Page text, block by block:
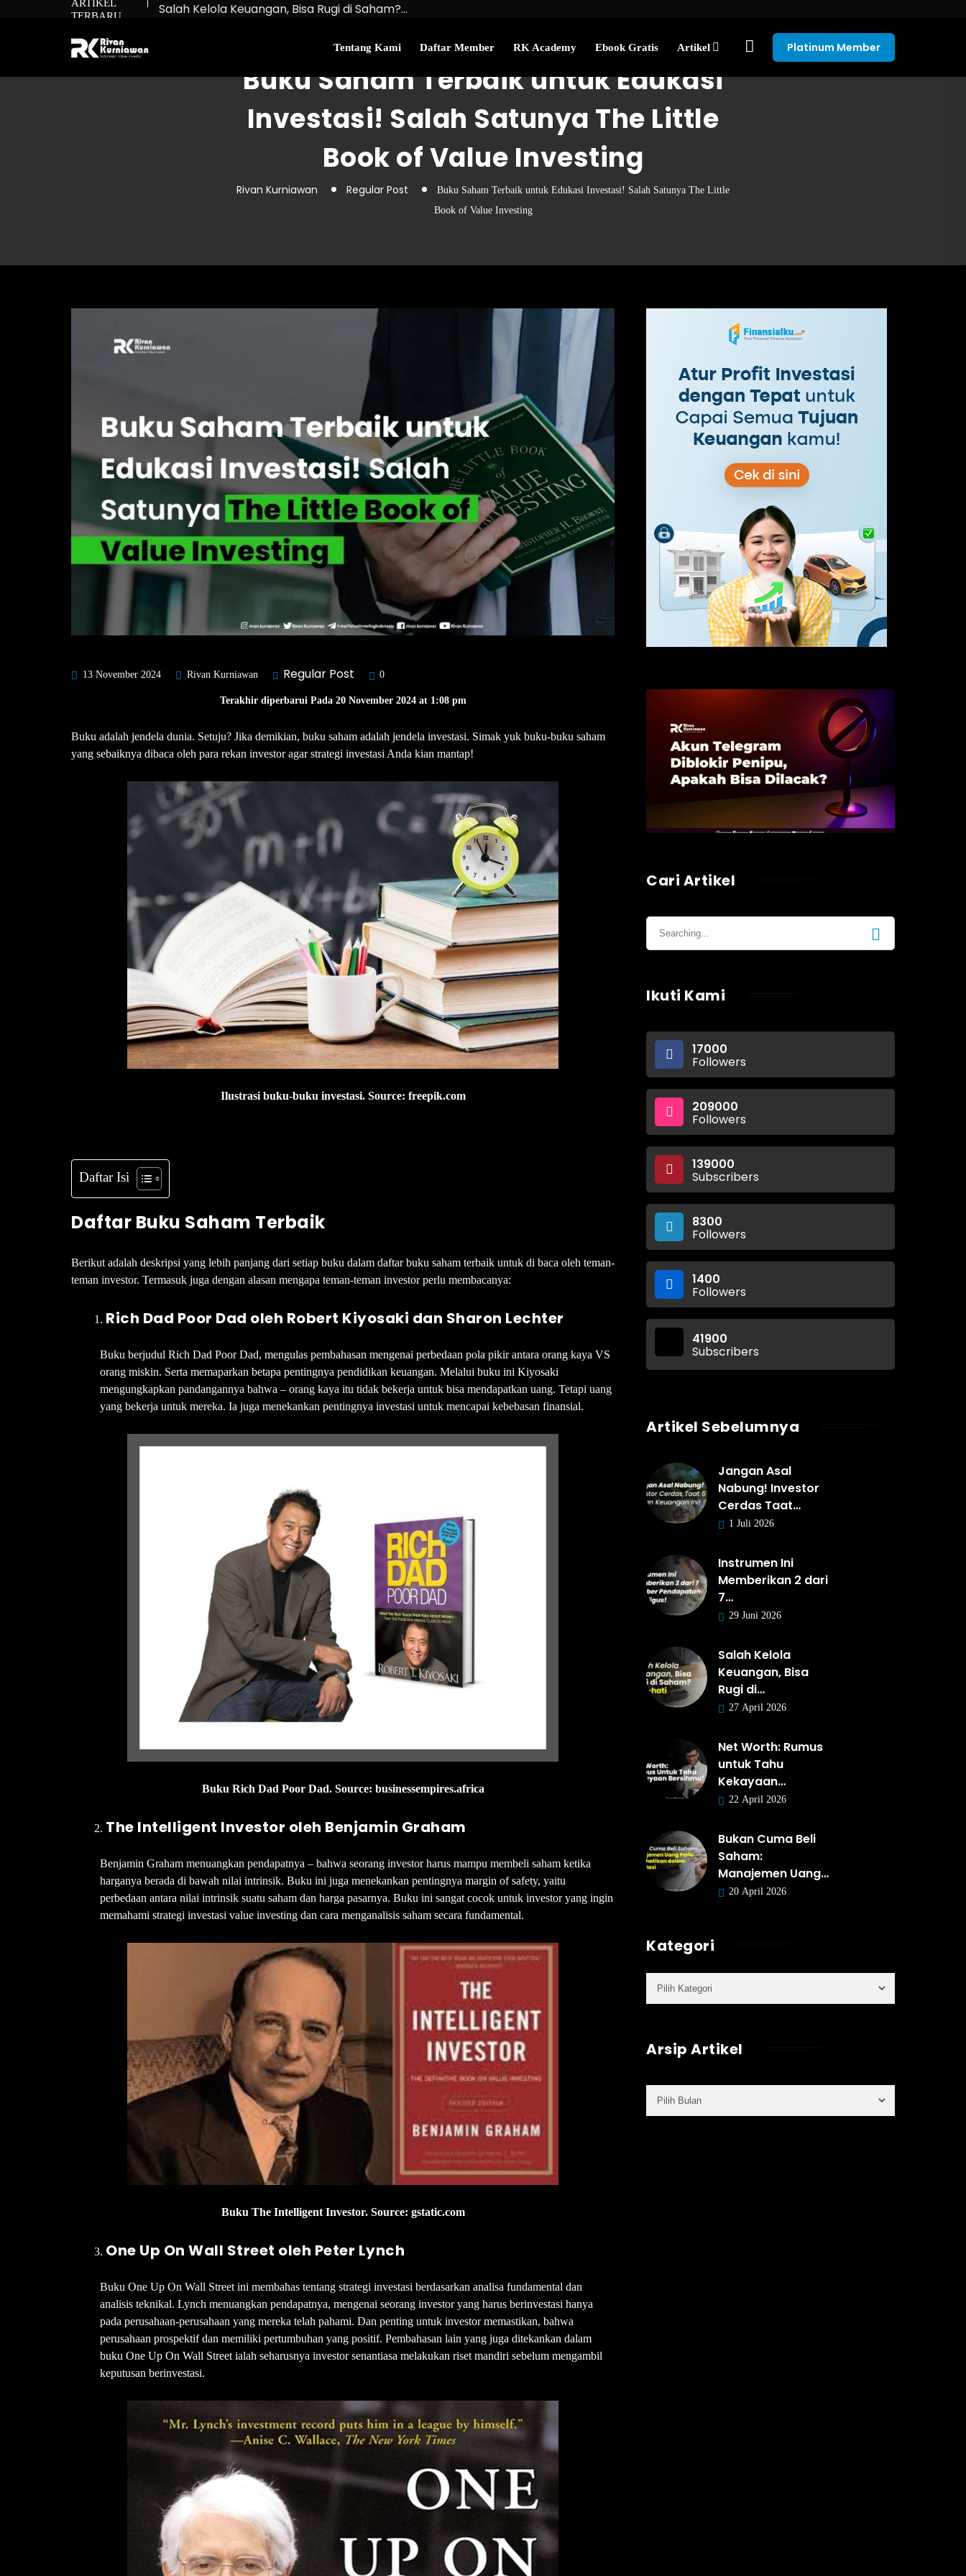
ARTIKEL
TERBARU
Salah Kelola Keuangan, Bisa Rugi di Saham?…
Bukan Cuma Beli Saham: Manajemen Uang Perlu…
Tentang Kami Daftar Member RK Academy Ebook Gratis Artikel Platinum Member
Buku Saham Terbaik untuk Edukasi
Investasi! Salah Satunya The Little
Book of Value Investing
Rivan Kurniawan Regular Post
Buku Saham Terbaik untuk Edukasi Investasi! Salah Satunya The Little
Book of Value Investing
13 November 2024 Rivan Kurniawan Regular Post 0
Terakhir diperbarui Pada 20 November 2024 at 1:08 pm
Buku adalah jendela dunia. Setuju? Jika demikian, buku saham adalah jendela investasi. Simak yuk buku-buku saham
yang sebaiknya dibaca oleh para rekan investor agar strategi investasi Anda kian mantap!
Ilustrasi buku-buku investasi. Source: freepik.com
Daftar Isi
Daftar Buku Saham Terbaik
Berikut adalah deskripsi yang lebih panjang dari setiap buku dalam daftar buku saham terbaik untuk di baca oleh teman-
teman investor. Termasuk juga dengan alasan mengapa teman-teman investor perlu membacanya:
Rich Dad Poor Dad oleh Robert Kiyosaki dan Sharon Lechter
Buku berjudul Rich Dad Poor Dad, mengulas pembahasan mengenai perbedaan pola pikir antara orang kaya VS
orang miskin. Serta memaparkan betapa pentingnya pendidikan keuangan. Melalui buku ini Kiyosaki
mengungkapkan pandangannya bahwa – orang kaya itu tidak bekerja untuk bisa mendapatkan uang. Tetapi uang
yang bekerja untuk mereka. Ia juga menekankan pentingnya investasi untuk mencapai kebebasan finansial.
Buku Rich Dad Poor Dad. Source: businessempires.africa
The Intelligent Investor oleh Benjamin Graham
Benjamin Graham menuangkan pendapatnya – bahwa seorang investor harus mampu membeli saham ketika
harganya berada di bawah nilai intrinsik. Buku ini juga menekankan pentingnya margin of safety, yaitu
perbedaan antara nilai intrinsik suatu saham dan harga pasarnya. Buku ini sangat cocok untuk investor yang ingin
memahami strategi investasi value investing dan cara menganalisis saham secara fundamental.
Buku The Intelligent Investor. Source: gstatic.com
One Up On Wall Street oleh Peter Lynch
Buku One Up On Wall Street ini membahas tentang strategi investasi berdasarkan analisa fundamental dan
analisis teknikal. Lynch menuangkan pendapatnya, mengenai seorang investor yang harus berinvestasi hanya
pada perusahaan-perusahaan yang mereka telah pahami. Dan penting untuk investor memastikan, bahwa
perusahaan prospektif dan memiliki pertumbuhan yang positif. Pembahasan lain yang juga ditekankan dalam
buku One Up On Wall Street ialah seharusnya investor senantiasa melakukan riset mandiri sebelum mengambil
keputusan berinvestasi.
Cari Artikel
Ikuti Kami
17000
Followers
209000
Followers
139000
Subscribers
8300
Followers
1400
Followers
41900
Subscribers
Artikel Sebelumnya
Jangan Asal
Nabung! Investor
Cerdas Taat…
1 Juli 2026
Instrumen Ini
Memberikan 2 dari
7…
29 Juni 2026
Salah Kelola
Keuangan, Bisa
Rugi di…
27 April 2026
Net Worth: Rumus
untuk Tahu
Kekayaan…
22 April 2026
Bukan Cuma Beli
Saham:
Manajemen Uang…
20 April 2026
Kategori
Arsip Artikel